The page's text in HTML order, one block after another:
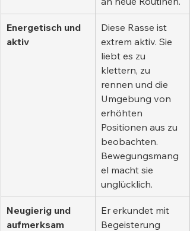
Energetisch und
aktiv
Diese Rasse ist
extrem aktiv. Sie
liebt es zu
klettern, zu
rennen und die
Umgebung von
erhöhten
Positionen aus zu
beobachten.
Bewegungsmang
el macht sie
unglücklich.
Neugierig und
aufmerksam
Er erkundet mit
Begeisterung